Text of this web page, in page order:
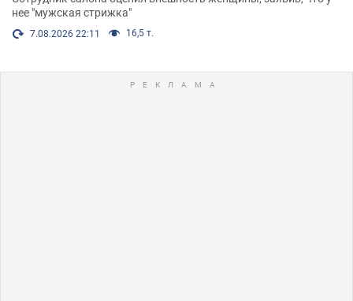
нее "мужская стрижка"
7.08.2026 22:11 16,5 т.